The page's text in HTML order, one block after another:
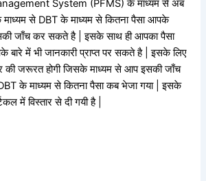
System (PFMS) के माध्यम से अब
से DBT के माध्यम से कितना पैसा आपके
जाँच कर सकते है | इसके साथ ही आपका पैसा
में भी जानकारी प्राप्त पर सकते है | इसके लिए
जरूरत होगी जिसके माध्यम से आप इसकी जाँच
के माध्यम से कितना पैसा कब भेजा गया | इसके
में विस्तार से दी गयी है |